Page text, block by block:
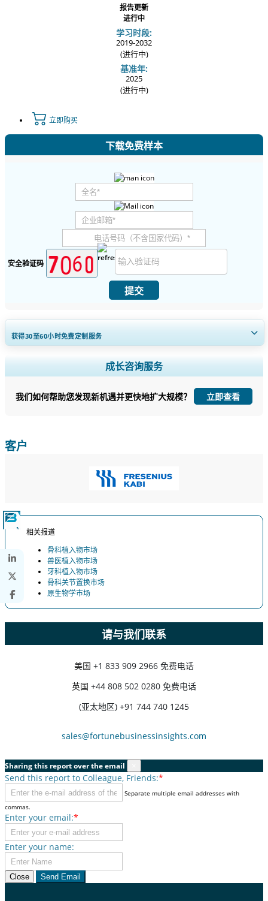
报告更新
进行中
学习时段:
2019-2032
(进行中)
基准年:
2025
(进行中)
立即购买
下载免费样本
安全验证码
提交
获得30至60小时免费定制服务
扩大区域和国家覆盖范围， 细分市场分析， 公司简介， 竞争基准分析，
以及最终用户洞察。
立即定制
成长咨询服务
我们如何帮助您发现新机遇并更快地扩大规模？ 立即查看
客户
相关报道
骨科植入物市场
兽医植入物市场
牙科植入物市场
骨科关节置换市场
原生物学市场
请与我们联系
美国 +1 833 909 2966 免费电话
英国 +44 808 502 0280 免费电话
(亚太地区) +91 744 740 1245
sales@fortunebusinessinsights.com
Sharing this report over the email
Send this report to Colleague, Friends:*
Separate multiple email addresses with
commas.
Enter your email:*
Enter your name:
Close Send Email